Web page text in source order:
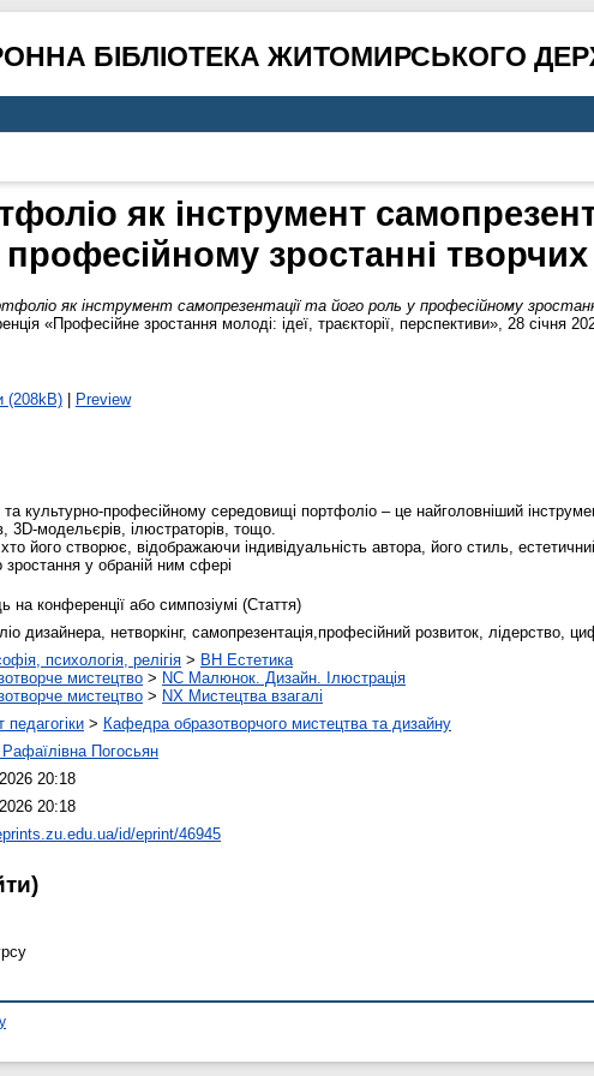
БІБЛІОТЕКА ЖИТОМИРСЬКОГО
як інструмент
професійному зростанні
як інструмент самопрезентації та його роль у професійному
«Професійне зростання молоді: ідеї, траєкторії, перспективи», 28 січня
(208kB)| Preview
культурно-професійному середовищі портфоліо – це найголовніший
3D-модельєрів, ілюстраторів, тощо.
його створює, відображаючи індивідуальність автора, його стиль,
у обраній ним сфері
на конференції або симпозіумі (Стаття)
дизайнера, нетворкінг, самопрезентація,професійний розвиток, лідерство,
психологія, релігія > BH Естетика
мистецтво > NC Малюнок. Дизайн. Ілюстрація
мистецтво > NX Мистецтва взагалі
педагогіки > Кафедра образотворчого мистецтва та дизайну
Погосьян
20:18
20:18
id/eprint/46945